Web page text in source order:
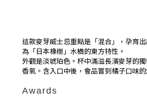
這款麥芽威士忌重點是「混合」，孕育
為「日本橡樹」水楢的東方特性。
外觀是淡琥珀色。杯中滿溢長濱麥芽的
香氣。含入口中後，會品嘗到橘子口味
Awards